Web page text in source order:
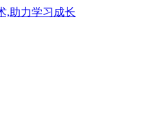
,助力学习成长